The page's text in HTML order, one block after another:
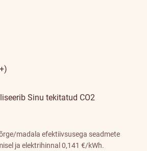
Sinu tekitatud CO2
madala efektiivsusega seadmete
ja elektrihinnal 0,141 €/kWh.